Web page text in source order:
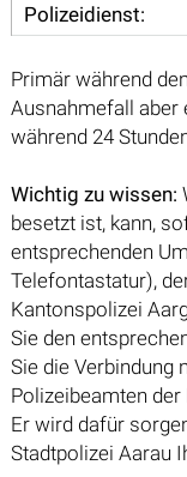
Polizeidienst:
Primär während
Ausnahmefall aber
während 24
Wichtig zu wissen:
besetzt ist, kann,
entsprechenden
Telefontastatur),
Kantonspolizei
Sie den
Sie die Verbindung
Polizeibeamten
Er wird dafür
Stadtpolizei Aarau